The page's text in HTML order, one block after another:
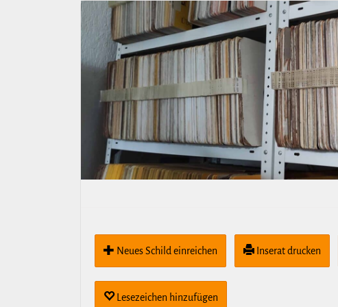
Neues Schild ein­rei­chen Inserat drucken
Lese­zei­chen hin­zu­fügen